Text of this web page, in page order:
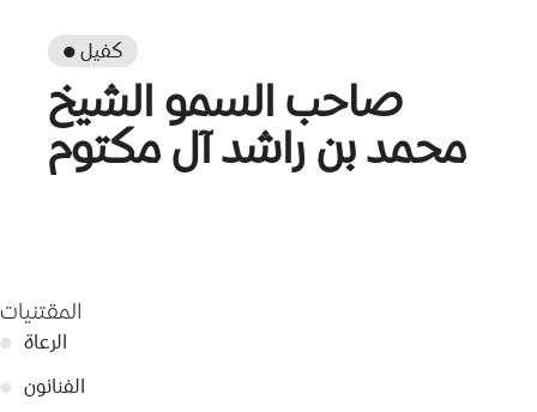
● كفيل
صاحب السمو الشيخ
محمد بن راشد آل مكتوم
المقتنيات
● الرعاة
● الفنانون